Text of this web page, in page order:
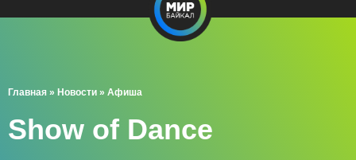
Главная » Новости » Афиша
Show of Dance